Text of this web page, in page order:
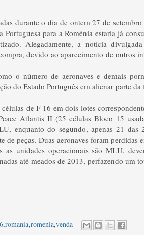
durante o dia de ontem 27 de
Portuguesa para a Roménia estaria já
Alegadamente, a notícia
devido ao aparecimento de outros
o número de aeronaves e demais
do Estado Português em alienar parte da
de F-16 em dois lotes
Atlantis II (25 células Bloco 15
enquanto do segundo, apenas 21 das
de peças. Duas aeronaves foram perdidas
as unidades operacionais são MLU,
até meados de 2013, perfazendo um
,romania,romenia,venda